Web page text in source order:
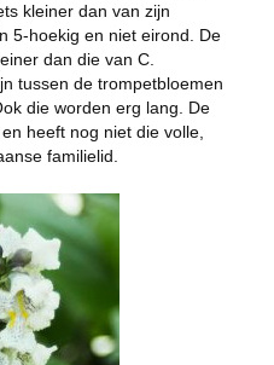
kleiner dan van zijn
5-hoekig en niet eirond. De
dan die van C.
tussen de trompetbloemen
die worden erg lang. De
heeft nog niet die volle,
familielid.